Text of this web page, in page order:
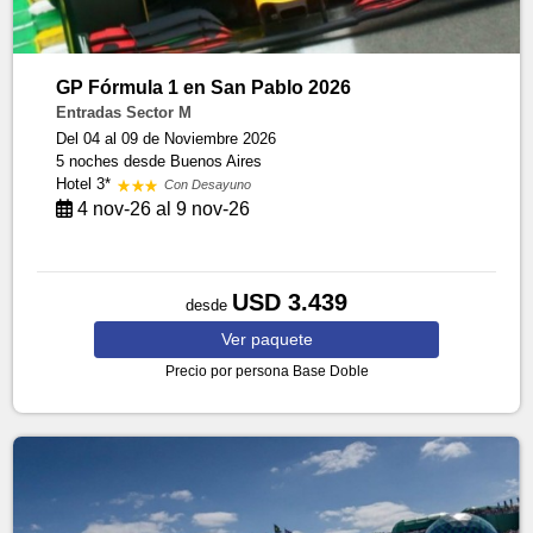
GP Fórmula 1 en San Pablo 2026
Entradas Sector M
Del 04 al 09 de Noviembre 2026
5 nochesdesde Buenos Aires
Hotel 3*
Con Desayuno
4 nov-26 al 9 nov-26
desde USD 3.439
Ver paquete
Precio por persona Base Doble